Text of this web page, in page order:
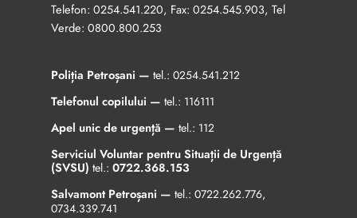
Telefon: 0254.541.220, Fax: 0254.545.903, Tel
Verde: 0800.800.253
Poliția Petroșani — tel.: 0254.541.212
Telefonul copilului — tel.: 116111
Apel unic de urgență — tel.: 112
Serviciul Voluntar pentru Situații de Urgență
(SVSU) tel.: 0722.368.153
Salvamont Petroșani — tel.: 0722.262.776,
0734.339.741